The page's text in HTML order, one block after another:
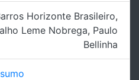
Horizonte Brasileiro,
Leme Nobrega, Paulo
Bellinha